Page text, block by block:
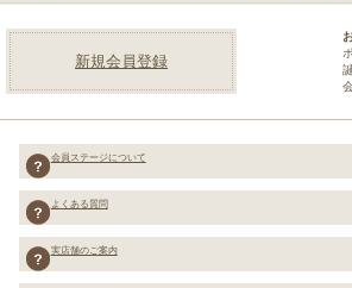
新規会員登録
会員ステージについて
よくある質問
実店舗のご案内